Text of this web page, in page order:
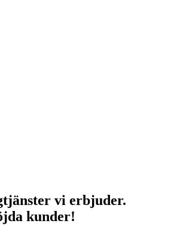
vi erbjuder.
kunder!